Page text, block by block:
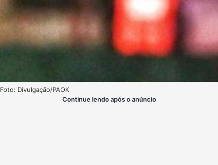
Foto: Divulgação/PAOK
Continue lendo após o anúncio